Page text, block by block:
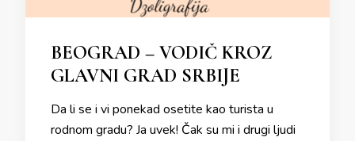
BEOGRAD – VODIČ KROZ
GLAVNI GRAD SRBIJE
Da li se i vi ponekad osetite kao turista u
rodnom gradu? Ja uvek! Čak su mi i drugi ljudi